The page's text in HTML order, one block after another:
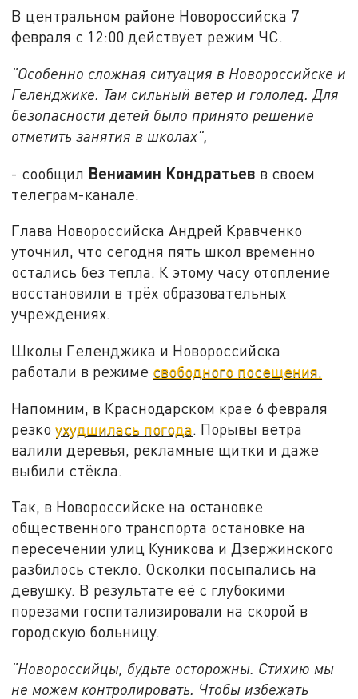
В центральном районе Новороссийска 7
февраля с 12:00 действует режим ЧС.
"Особенно сложная ситуация в Новороссийске и
Геленджике. Там сильный ветер и гололед. Для
безопасности детей было принято решение
отметить занятия в школах",
- сообщил Вениамин Кондратьев в своем
телеграм-канале.
Глава Новороссийска Андрей Кравченко
уточнил, что сегодня пять школ временно
остались без тепла. К этому часу отопление
восстановили в трёх образовательных
учреждениях.
Школы Геленджика и Новороссийска
работали в режиме свободного посещения.
Напомним, в Краснодарском крае 6 февраля
резкоухудшилась погода . Порывы ветра
валили деревья, рекламные щитки и даже
выбили стёкла.
Так, в Новороссийске на остановке
общественного транспорта остановке на
пересечении улиц Куникова и Дзержинского
разбилось стекло. Осколки посыпались на
девушку. В результате её с глубокими
порезами госпитализировали на скорой в
городскую больницу.
"Новороссийцы, будьте осторожны. Стихию мы
не можем контролировать. Чтобы избежать